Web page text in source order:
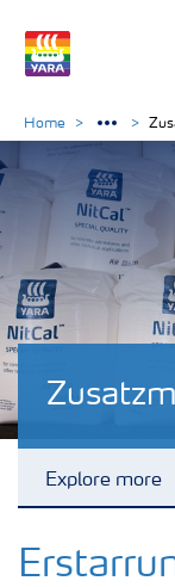
Explore more
Home